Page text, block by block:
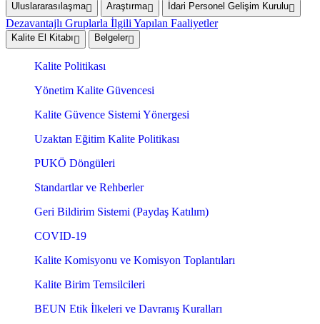
Uluslararasılaşma
Araştırma İdari Personel Gelişim Kurulu
Dezavantajlı Gruplarla İlgili Yapılan Faaliyetler
Kalite El Kitabı Belgeler
Kalite Politikası
Yönetim Kalite Güvencesi
Kalite Güvence Sistemi Yönergesi
Uzaktan Eğitim Kalite Politikası
PUKÖ Döngüleri
Standartlar ve Rehberler
Geri Bildirim Sistemi (Paydaş Katılım)
COVID-19
Kalite Komisyonu ve Komisyon Toplantıları
Kalite Birim Temsilcileri
BEUN Etik İlkeleri ve Davranış Kuralları